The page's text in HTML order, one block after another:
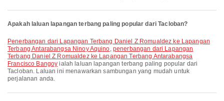
Apakah laluan lapangan terbang paling popular dari Tacloban?
penerbangan dari Lapangan Terbang Daniel Z Romualdez ke Lapangan
Terbang Antarabangsa Ninoy Aquino, penerbangan dari Lapangan
Terbang Daniel Z Romualdez ke Lapangan Terbang Antarabangsa
Francisco Bangoy ialah laluan lapangan terbang paling popular dari
Tacloban. Laluan ini menawarkan sambungan yang mudah untuk
perjalanan anda.